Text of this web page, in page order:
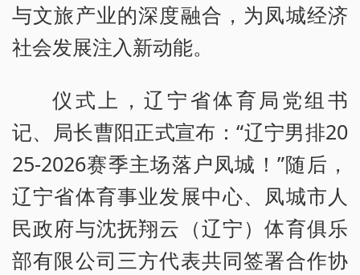
与文旅产业的深度融合，为凤城经济
社会发展注入新动能。
仪式上，辽宁省体育局党组书
记、局长曹阳正式宣布：“辽宁男排20
25-2026赛季主场落户凤城！”随后，
辽宁省体育事业发展中心、凤城市人
民政府与沈抚翔云（辽宁）体育俱乐
部有限公司三方代表共同签署合作协